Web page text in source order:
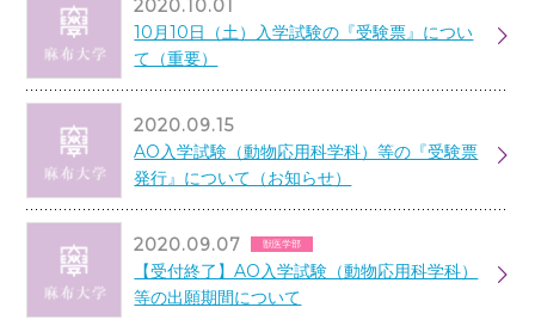
2020.10.01
10月10日（土）入学試験の『受験票』につい
て（重要）
2020.09.15
AO入学試験（動物応用科学科）等の『受験票
発行』について（お知らせ）
2020.09.07 獣医学部
【受付終了】AO入学試験（動物応用科学科）
等の出願期間について